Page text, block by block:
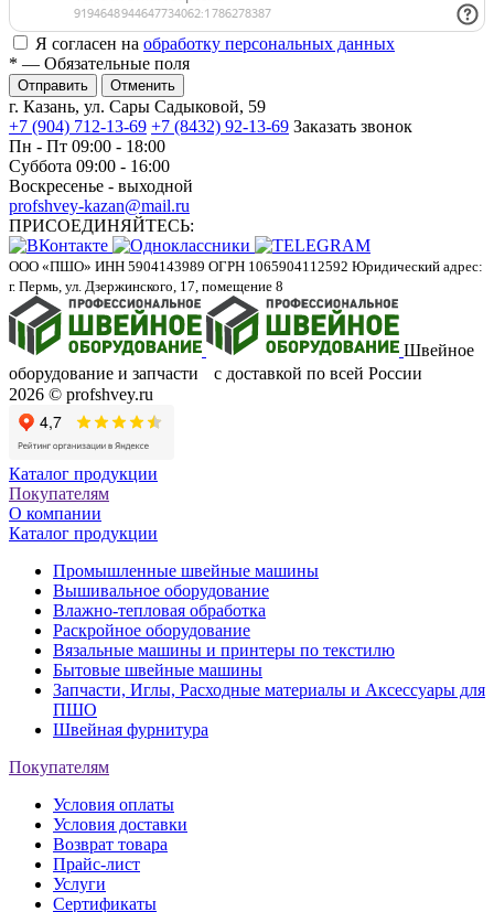
Я согласен на обработку персональных данных
* — Обязательные поля
Отменить
г. Казань, ул. Сары Садыковой, 59
+7 (904) 712-13-69 +7 (8432) 92-13-69 Заказать звонок
Пн - Пт 09:00 - 18:00
Суббота 09:00 - 16:00
Воскресенье - выходной
profshvey-kazan@mail.ru
ПРИСОЕДИНЯЙТЕСЬ:
ООО «ПШО» ИНН 5904143989 ОГРН 1065904112592 Юридический адрес:
г. Пермь, ул. Дзержинского, 17, помещение 8
Швейное
оборудование и запчасти с доставкой по всей России
2026 © profshvey.ru
Каталог продукции
Покупателям
О компании
Каталог продукции
Промышленные швейные машины
Вышивальное оборудование
Влажно-тепловая обработка
Раскройное оборудование
Вязальные машины и принтеры по текстилю
Бытовые швейные машины
Запчасти, Иглы, Расходные материалы и Аксессуары для
ПШО
Швейная фурнитура
Покупателям
Условия оплаты
Условия доставки
Возврат товара
Прайс-лист
Услуги
Сертификаты